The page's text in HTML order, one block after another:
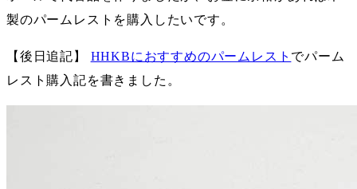
製のパームレストを購入したいです。
【後日追記】 HHKBにおすすめのパームレスト でパーム
レスト購入記を書きました。